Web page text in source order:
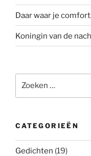
Daar waar je
Koningin van de
naar:
CATEGORIEËN
Gedichten (19)